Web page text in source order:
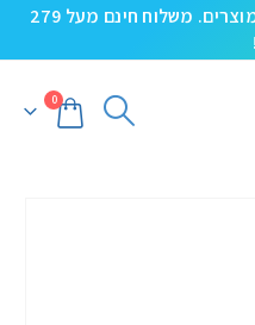
5% הנחה קופון TAKE5 בקניית 2 מוצרים. משלוח חינם מעל 279
0